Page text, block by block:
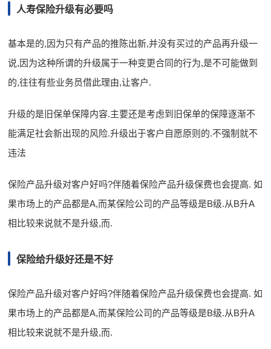
人寿保险升级有必要吗
基本是的,因为只有产品的推陈出新,并没有买过的产品再升级一
说,因为这种所谓的升级属于一种变更合同的行为,是不可能做到
的,往往有些业务员借此理由,让客户.
升级的是旧保单保障内容.主要还是考虑到旧保单的保障逐渐不
能满足社会新出现的风险.升级出于客户自愿原则的.不强制就不
违法
保险产品升级对客户好吗?伴随着保险产品升级保费也会提高. 如
果市场上的产品都是A,而某保险公司的产品等级是B级.从B升A
相比较来说就不是升级,而.
保险给升级好还是不好
保险产品升级对客户好吗?伴随着保险产品升级保费也会提高. 如
果市场上的产品都是A,而某保险公司的产品等级是B级.从B升A
相比较来说就不是升级,而.